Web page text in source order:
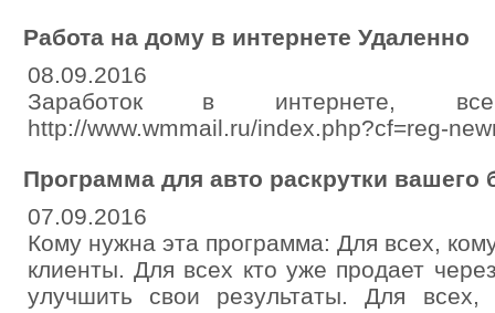
Работа на дому в интернете Удаленно
08.09.2016
Заработок в интернете,
http://www.wmmail.ru/index.php?cf=reg-
Программа для авто раскрутки вашего
07.09.2016
Кому нужна эта программа: Для всех,
клиенты. Для всех кто уже продает
улучшить свои результаты. Для